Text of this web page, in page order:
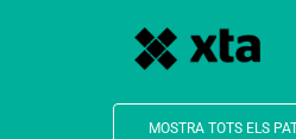
MOSTRA TOTS ELS